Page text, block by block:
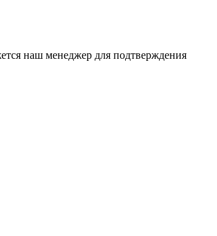
наш менеджер для подтверждения